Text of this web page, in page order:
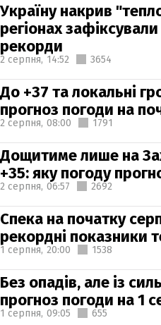
Україну накрив
регіонах
рекорди
2 серпня, 14:52 3654
До +37 та локальні
прогноз погоди на
2 серпня, 08:00 1791
Дощитиме лише на
+35: яку погоду
2 серпня, 06:57 2692
Спека на початку
рекордні показники
1 серпня, 20:00 1538
Без опадів, але із
прогноз погоди на 1
1 серпня, 09:05 655